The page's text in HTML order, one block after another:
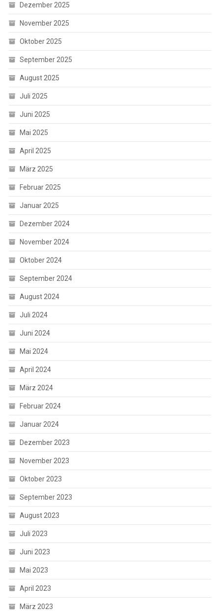
Dezember 2025
November 2025
Oktober 2025
September 2025
August 2025
Juli 2025
Juni 2025
Mai 2025
April 2025
März 2025
Februar 2025
Januar 2025
Dezember 2024
November 2024
Oktober 2024
September 2024
August 2024
Juli 2024
Juni 2024
Mai 2024
April 2024
März 2024
Februar 2024
Januar 2024
Dezember 2023
November 2023
Oktober 2023
September 2023
August 2023
Juli 2023
Juni 2023
Mai 2023
April 2023
März 2023